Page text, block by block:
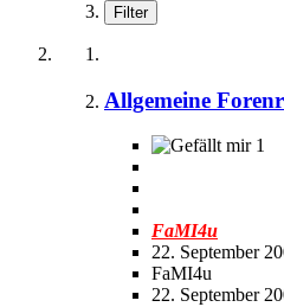
Filter
Allgemeine
1
FaMI4u
22. September
FaMI4u
22. September